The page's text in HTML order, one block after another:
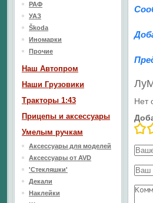
Нет
РАФ
УАЗ
Škoda
Иномарки
Прочие
Наш Aвтопром
Наши Грузовики
Тракторы 1:43
Прицепы и аксессуары
Умелым ручкам
Аксессуары для моделей
Аксессуары от AVD
'Стекляшки'
Декали
Наклейки